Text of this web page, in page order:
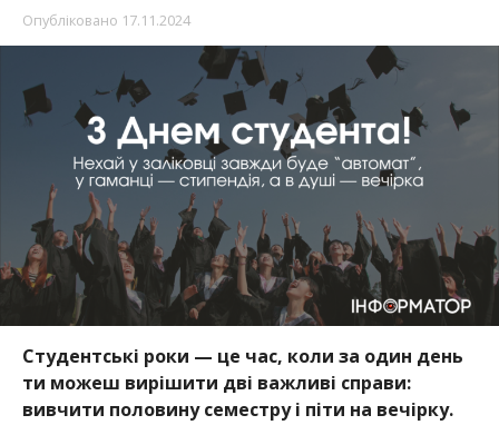
Опубліковано 17.11.2024
Студентські роки — це час, коли за один день
ти можеш вирішити дві важливі справи:
вивчити половину семестру і піти на вечірку.